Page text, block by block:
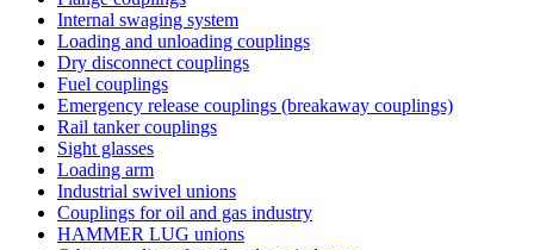
Internal swaging system
Loading and unloading couplings
Dry disconnect couplings
Fuel couplings
Emergency release couplings (breakaway couplings)
Rail tanker couplings
Sight glasses
Loading arm
Industrial swivel unions
Couplings for oil and gas industry
HAMMER LUG unions